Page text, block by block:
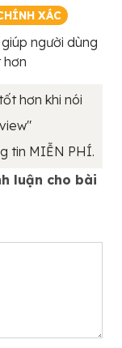
XÁC
người dùng
hơn
hơn khi nói
tin MIỄN PHÍ.
luận cho bài